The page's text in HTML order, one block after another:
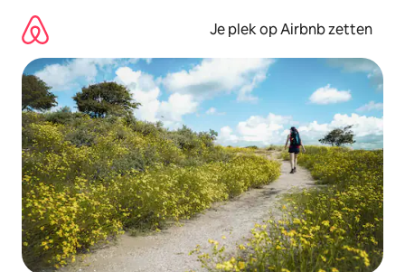
direct
naar
inhoud
Je plek op Airbnb zetten